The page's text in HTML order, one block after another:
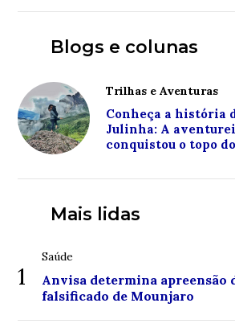
Blogs e colunas
Trilhas e Aventuras
Conheça a história
Julinha: A
conquistou o topo
Mais lidas
1
Saúde
Anvisa determina apreensão
falsificado de Mounjaro